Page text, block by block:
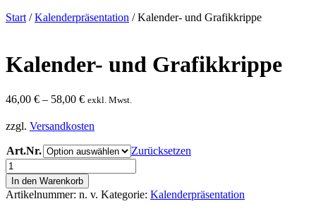
Start /Kalenderpräsentation / Kalender- und Grafikkrippe
Kalender- und Grafikkrippe
46,00 € – 58,00 € exkl. Mwst.
zzgl. Versandkosten
Art.Nr.
Zurücksetzen
Kalender-
und
Grafikkrippe
Menge
In den Warenkorb
Artikelnummer: n. v. Kategorie: Kalenderpräsentation